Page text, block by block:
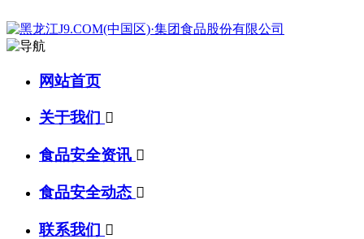
网站首页
关于我们 
食品安全资讯 
食品安全动态 
联系我们 